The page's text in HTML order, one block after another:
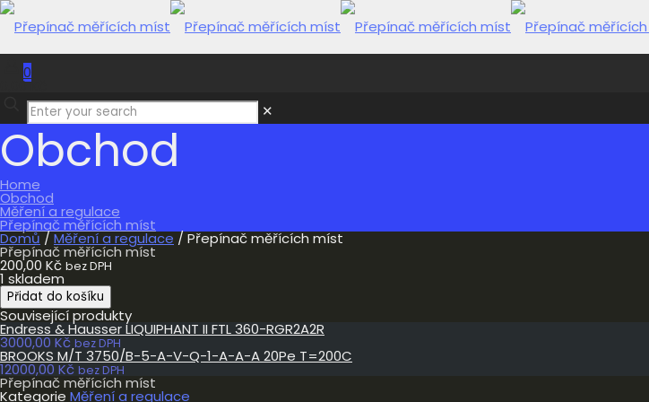
0
0,00 Kč
✕
Obchod
Home
Obchod
Měření a regulace
Přepínač měřících míst
Domů / Měření a regulace / Přepínač měřících míst
Přepínač měřících míst
200,00 Kč bez DPH
1 skladem
Přepínač
měřících
míst
množství
Přidat do košíku
Související produkty
Endress & Hausser LIQUIPHANT II FTL 360-RGR2A2R
3000,00 Kč bez DPH
BROOKS M/T 3750/B-5-A-V-Q-1-A-A-A 20Pe T=200C
12000,00 Kč bez DPH
Přepínač měřících míst
Kategorie Měření a regulace